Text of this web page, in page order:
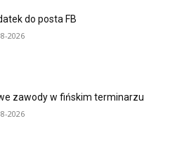
do posta FB
2026
zawody w fińskim terminarzu
2026